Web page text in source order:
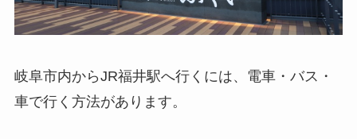
岐阜市内からJR福井駅へ行くには、電車・バス・
車で行く方法があります。